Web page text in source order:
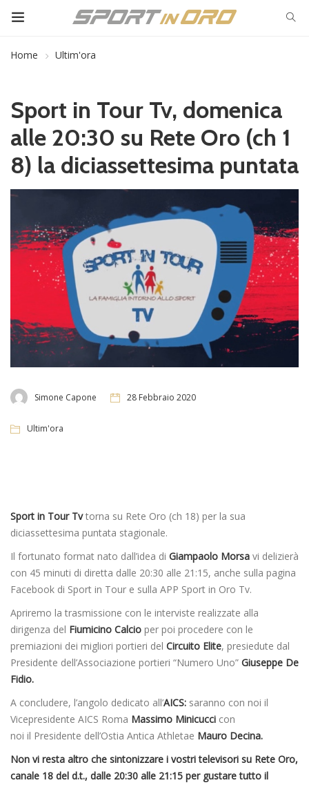
Home Ultim'ora
Sport in Tour Tv, domenica
alle 20:30 su Rete Oro (ch 1
8) la diciassettesima puntata
Simone Capone 28 Febbraio 2020
Ultim'ora
Sport in Tour Tvtorna su Rete Oro (ch 18) per la sua
diciassettesima puntata stagionale.
Il fortunato format nato dall’idea di Giampaolo Morsa vi delizierà
con 45 minuti di diretta dalle 20:30 alle 21:15, anche sulla pagina
Facebook di Sport in Tour e sulla APP Sport in Oro Tv.
Apriremo la trasmissione con le interviste realizzate alla
dirigenza del Fiumicino Calcio per poi procedere con le
premiazioni dei migliori portieri del Circuito Elite, presiedute dal
Presidente dell’Associazione portieri “Numero Uno” Giuseppe De
Fidio.
A concludere, l’angolo dedicato all’AICS: saranno con noi il
Vicepresidente AICS Roma Massimo Minicucci con
noi il Presidente dell’Ostia Antica Athletae Mauro Decina.
Non vi resta altro che sintonizzare i vostri televisori su Rete Oro,
canale 18 del d.t., dalle 20:30 alle 21:15 per gustare tutto il